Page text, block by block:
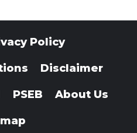
Policy
Disclaimer
PSEB About Us